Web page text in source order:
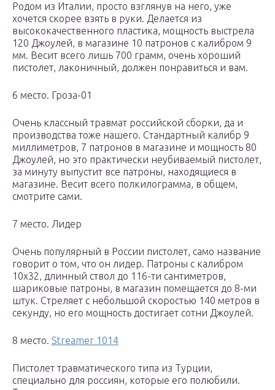
Родом из Италии, просто взглянув на него, уже
хочется скорее взять в руки. Делается из
высококачественного пластика, мощность выстрела
120 Джоулей, в магазине 10 патронов с калибром 9
мм. Весит всего лишь 700 грамм, очень хороший
пистолет, лаконичный, должен понравиться и вам.
6 место. Гроза-01
Очень классный травмат российской сборки, да и
производства тоже нашего. Стандартный калибр 9
миллиметров, 7 патронов в магазине и мощность 80
Джоулей, но это практически неубиваемый пистолет,
за минуту выпустит все патроны, находящиеся в
магазине. Весит всего полкилограмма, в общем,
смотрите сами.
7 место. Лидер
Очень популярный в России пистолет, само название
говорит о том, что он лидер. Патроны с калибром
10х32, длинный ствол до 116-ти сантиметров,
шариковые патроны, в магазин помещается до 8-ми
штук. Стреляет с небольшой скоростью 140 метров в
секунду, но его мощность достигает сотни Джоулей.
8 место. Streamer 1014
Пистолет травматического типа из Турции,
специально для россиян, которые его полюбили.